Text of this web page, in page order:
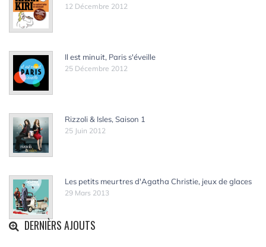
12 Décembre 2012
Il est minuit, Paris s'éveille
25 Décembre 2012
Rizzoli & Isles, Saison 1
25 Juin 2012
Les petits meurtres d'Agatha Christie, jeux de glaces
29 Mars 2013
DERNIÈRS AJOUTS